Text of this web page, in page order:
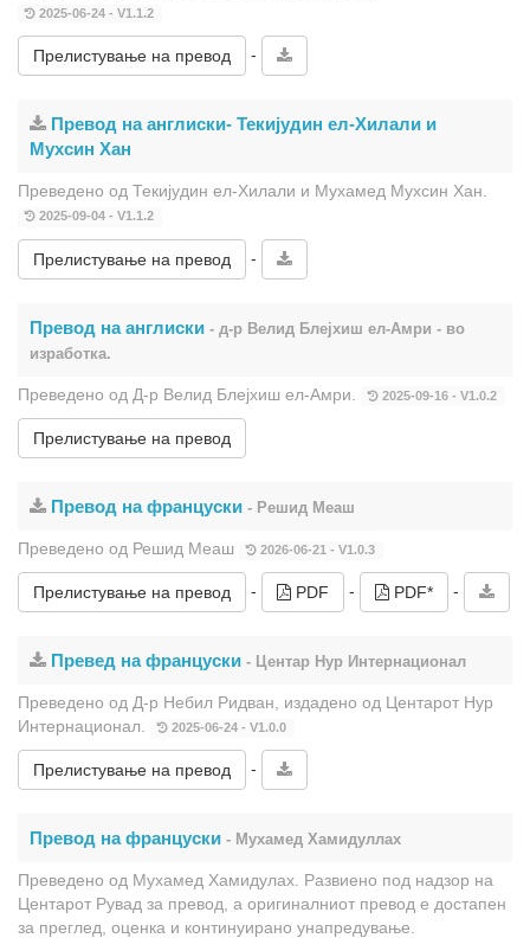
2025-06-24 - V1.1.2
Прелистување на превод -
Превод на англиски- Текијудин ел-Хилали и
Мухсин Хан
Преведено од Текијудин ел-Хилали и Мухамед Мухсин Хан.
2025-09-04 - V1.1.2
Прелистување на превод -
Превод на англиски - д-р Велид Блејхиш ел-Амри - во
изработка.
Преведено од Д-р Велид Блејхиш ел-Амри. 2025-09-16 - V1.0.2
Прелистување на превод
Превод на француски - Решид Меаш
Преведено од Решид Меаш 2026-06-21 - V1.0.3
Прелистување на превод - PDF - PDF* -
Превед на француски - Центар Нур Интернационал
Преведено од Д-р Небил Ридван, издадено од Центарот Нур
Интернационал.
2025-06-24 - V1.0.0
Прелистување на превод -
Превод на француски - Мухамед Хамидуллах
Преведено од Мухамед Хамидулах. Развиено под надзор на
Центарот Рувад за превод, а оригиналниот превод е достапен
за преглед, оценка и континуирано унапредување.